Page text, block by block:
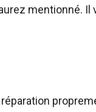
mentionné.